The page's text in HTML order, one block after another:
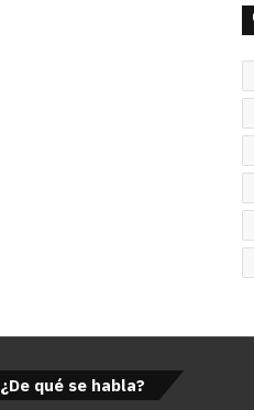
¿De qué se habla?